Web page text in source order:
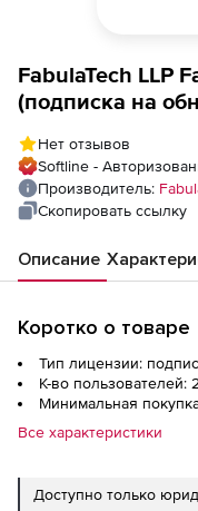
FabulaTech LLP
(подписка на
Нет отзывов
Softline -
Производитель:
Скопировать ссылку
Описание
Коротко о товаре
Тип лицензии:
К-во пользователей:
Минимальная
Все характеристики
Доступно только